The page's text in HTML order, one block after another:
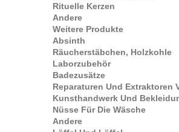
Rituelle Kerzen
Andere
Weitere Produkte
Absinth
Räucherstäbchen, Holzkohle
Laborzubehör
Badezusätze
Reparaturen Und Extraktoren
Kunsthandwerk Und
Nüsse Für Die Wäsche
Andere